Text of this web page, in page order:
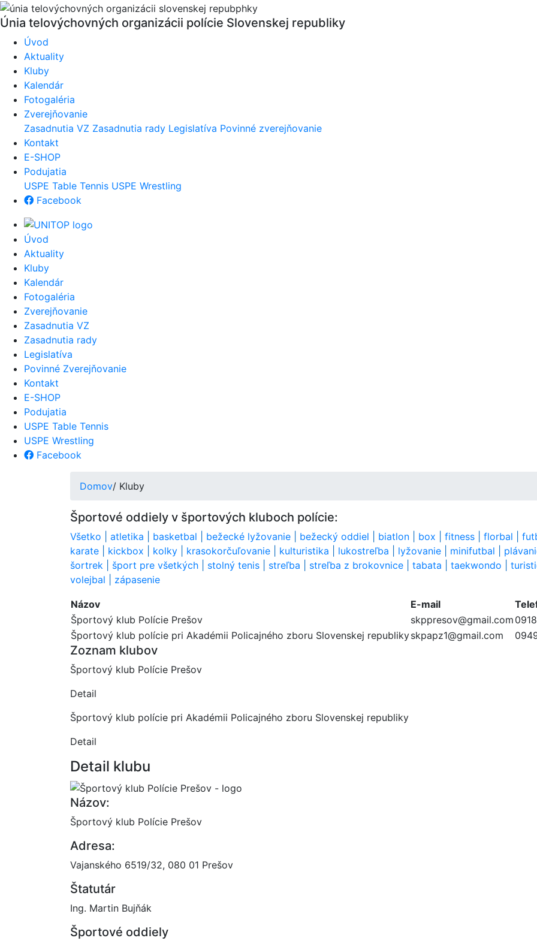
Únia telovýchovných organizácii polície Slovenskej republiky
Úvod
Aktuality
Kluby
Kalendár
Fotogaléria
Zverejňovanie
Zasadnutia VZ Zasadnutia rady Legislatíva Povinné zverejňovanie
Kontakt
E-SHOP
Podujatia
USPE Table Tennis USPE Wrestling
Facebook
Úvod
Aktuality
Kluby
Kalendár
Fotogaléria
Zverejňovanie
Zasadnutia VZ
Zasadnutia rady
Legislatíva
Povinné Zverejňovanie
Kontakt
E-SHOP
Podujatia
USPE Table Tennis
USPE Wrestling
Facebook
Domov/ Kluby
Športové oddiely v športových kluboch polície:
Všetko atletika basketbal bežecké lyžovanie bežecký oddiel biatlon box fitness florbal
karate
kickbox kolky krasokorčuľovanie kulturistika lukostreľba lyžovanie minifutbal
šortrek
šport pre všetkých stolný tenis streľba streľba z brokovnice tabata taekwondo
volejbal
zápasenie
Názov E-mail
Športový klub Polície Prešov
skppresov@gmail.com
Športový klub polície pri Akadémii Policajného zboru Slovenskej republikyskpapz1@gmail.com
Zoznam klubov
Športový klub Polície Prešov
Detail
Športový klub polície pri Akadémii Policajného zboru Slovenskej republiky
Detail
Detail klubu
Názov:
Športový klub Polície Prešov
Adresa:
Vajanského 6519/32, 080 01 Prešov
Štatutár
Ing. Martin Bujňák
Športové oddiely